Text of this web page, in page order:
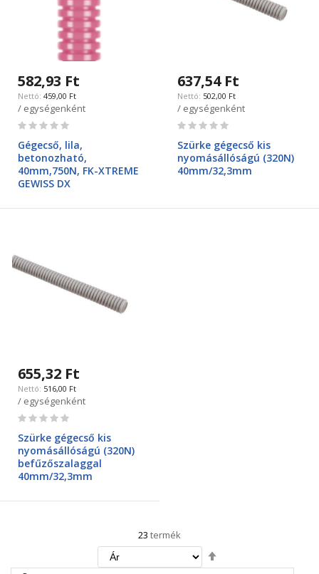
582,93 Ft
459,00 Ft
/ egységenként
Rating:
Gégecső, lila,
betonozható,
40mm,750N, FK-XTREME
GEWISS DX
637,54 Ft
502,00 Ft
/ egységenként
Rating:
Szürke gégecső kis
nyomásállóságú (320N)
40mm/32,3mm
655,32 Ft
516,00 Ft
/ egységenként
Rating:
Szürke gégecső kis
nyomásállóságú (320N)
befűzőszalaggal
40mm/32,3mm
23 termék
irány